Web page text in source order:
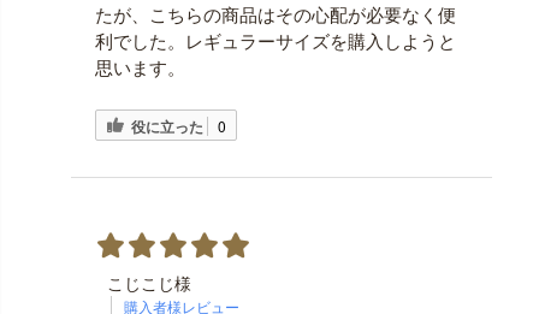
たが、こちらの商品はその心配が必要なく便
利でした。レギュラーサイズを購入しようと
思います。
役に立った 0
こじこじ様